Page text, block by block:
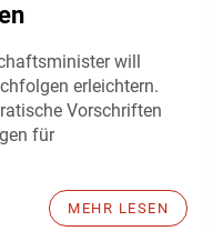
will
erleichtern.
Vorschriften
für
MEHR LESEN